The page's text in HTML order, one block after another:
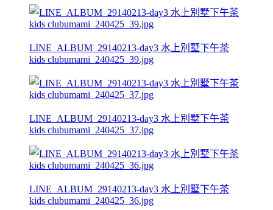
LINE_ALBUM_29140213-day3 水上別墅下午茶
kids clubumami_240425_39.jpg
LINE_ALBUM_29140213-day3 水上別墅下午茶
kids clubumami_240425_37.jpg
LINE_ALBUM_29140213-day3 水上別墅下午茶
kids clubumami_240425_36.jpg